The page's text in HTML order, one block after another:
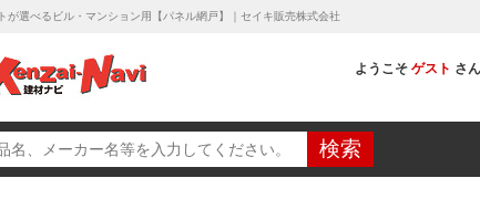
が選べるビル・マンション用【パネル網戸】｜セイキ販売株式会社
ようこそ ゲスト さん